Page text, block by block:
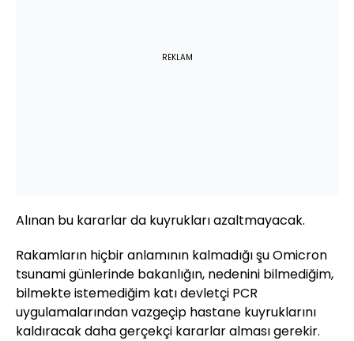
REKLAM
Alınan bu kararlar da kuyrukları azaltmayacak.
Rakamların hiçbir anlamının kalmadığı şu Omicron
tsunami günlerinde bakanlığın, nedenini bilmediğim,
bilmekte istemediğim katı devletçi PCR
uygulamalarından vazgeçip hastane kuyruklarını
kaldıracak daha gerçekçi kararlar alması gerekir.